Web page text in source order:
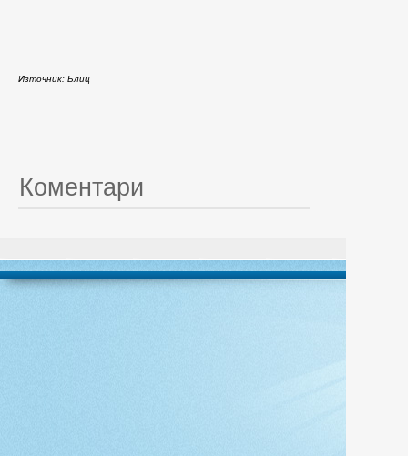
Източник: Блиц
Коментари